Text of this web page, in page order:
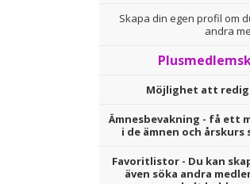
Skapa din egen profil om
andra
Möjlighet att
Ämnesbevakning - få ett
i de ämnen och
Favoritlistor - Du kan
även söka andra